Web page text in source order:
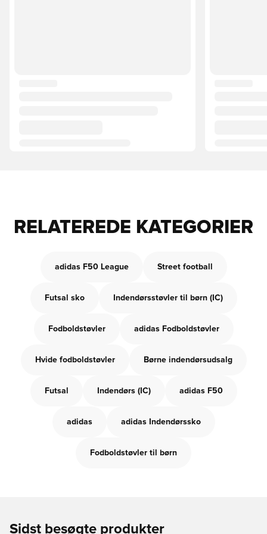
RELATEREDE KATEGORIER
adidas F50 League Street football
Futsal sko Indendørsstøvler til børn (IC)
Fodboldstøvler adidas Fodboldstøvler
Hvide fodboldstøvler Børne indendørsudsalg
Futsal Indendørs (IC) adidas F50
adidas adidas Indendørssko
Fodboldstøvler til børn
Sidst besøgte produkter